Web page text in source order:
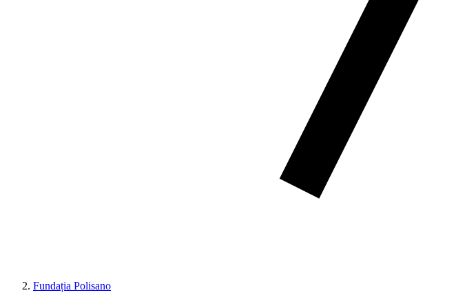
Fundația Polisano